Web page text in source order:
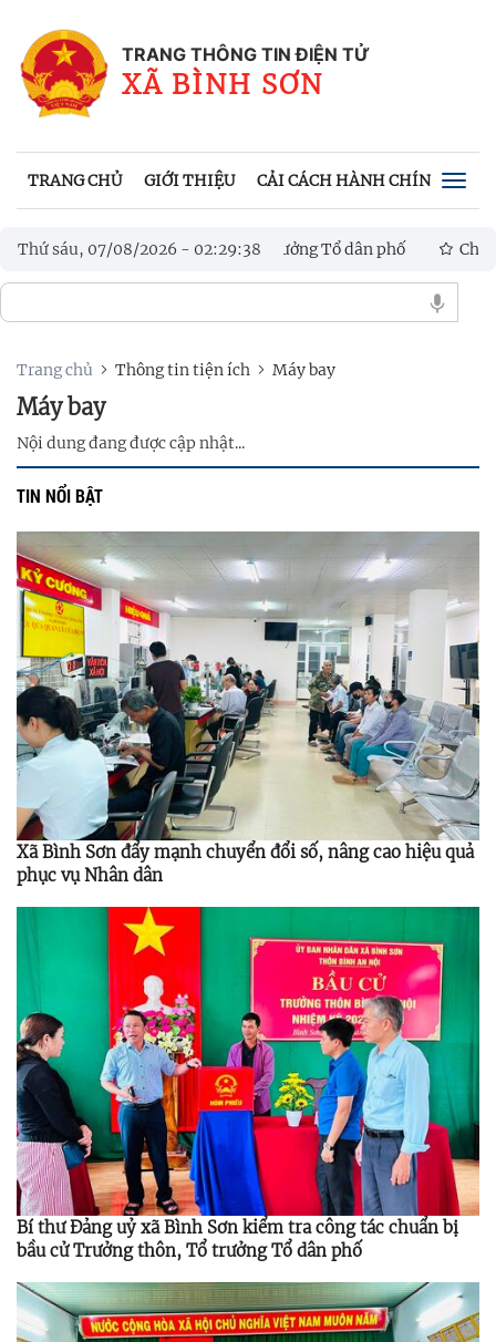
TRANG THÔNG TIN ĐIỆN TỬ
XÃ BÌNH SƠN
TRANG CHỦ GIỚI THIỆU CẢI CÁCH HÀNH CHÍNH
Thứ sáu, 07/08/2026 - 02:29:39
bị bầu cử Trưởng thôn, Tổ trưởng Tổ dân phố
Chủ tịch
công nghệ, đổi mới sáng tạo và chuyển đổi số
Trang chủ Thông tin tiện ích Máy bay
Máy bay
Nội dung đang được cập nhật...
TIN NỔI BẬT
Xã Bình Sơn đẩy mạnh chuyển đổi số, nâng cao hiệu quả
phục vụ Nhân dân
Bí thư Đảng uỷ xã Bình Sơn kiểm tra công tác chuẩn bị
bầu cử Trưởng thôn, Tổ trưởng Tổ dân phố